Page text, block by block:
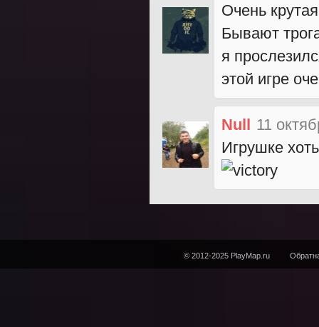
Очень
Бывают
я
этой игре
Null 11
Игрушке
© 2012-2025 PlayMap.ru